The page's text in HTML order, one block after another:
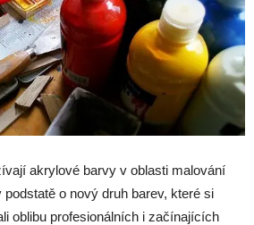
akrylové barvy v oblasti malování
o nový druh barev, které si
oblibu profesionálních i začínajících